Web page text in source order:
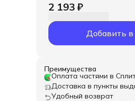
2 193 ₽
Добавить в
Преимущества
Оплата частями в
Доставка в пункты
Удобный возврат